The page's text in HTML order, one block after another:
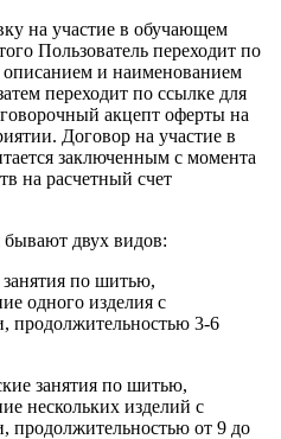
на участие в обучающем
Пользователь переходит по
и наименованием
переходит по ссылке для
акцепт оферты на
Договор на участие в
заключенным с момента
на расчетный счет
двух видов:
занятия по шитью,
одного изделия с
3-6
занятия по шитью,
нескольких изделий с
от 9 до